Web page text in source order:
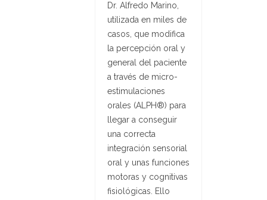
Dr. Alfredo Marino,
utilizada en miles de
casos, que modifica
la percepción oral y
general del paciente
a través de micro-
estimulaciones
orales (ALPH®) para
llegar a conseguir
una correcta
integración sensorial
oral y unas funciones
motoras y cognitivas
fisiológicas. Ello